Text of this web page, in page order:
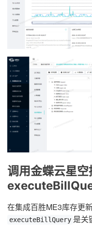
调用金蝶云星空
在集成百胜ME3库存更
executeBillQuery 是关